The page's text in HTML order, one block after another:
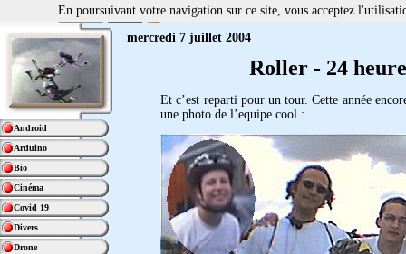
Android
Arduino
Bio
Cinéma
Covid 19
Divers
Drone
mercredi 7 juillet 2004
Roller - 24
Et c’est reparti pour un tour. Cette année
une photo de l’equipe cool :
En poursuivant votre navigation sur ce site, vous acceptez